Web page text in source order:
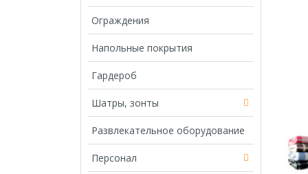
Ограждения
Напольные покрытия
Гардероб
Шатры, зонты
Развлекательное оборудование
Персонал